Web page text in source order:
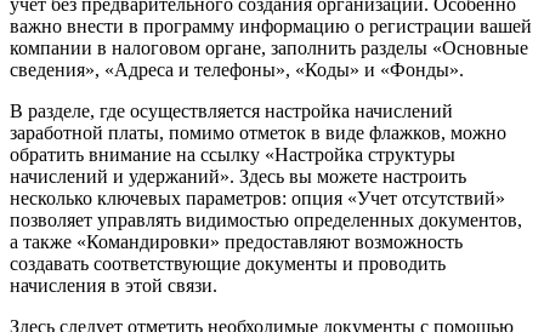
важно внести в программу информацию о регистрации вашей
компании в налоговом органе, заполнить разделы «Основные
сведения», «Адреса и телефоны», «Коды» и «Фонды».
В разделе, где осуществляется настройка начислений
заработной платы, помимо отметок в виде флажков, можно
обратить внимание на ссылку «Настройка структуры
начислений и удержаний». Здесь вы можете настроить
несколько ключевых параметров: опция «Учет отсутствий»
позволяет управлять видимостью определенных документов,
а также «Командировки» предоставляют возможность
создавать соответствующие документы и проводить
начисления в этой связи.
Здесь следует отметить необходимые документы с помощью